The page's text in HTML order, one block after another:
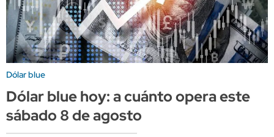
Dólar blue
Dólar blue hoy: a cuánto opera este
sábado 8 de agosto